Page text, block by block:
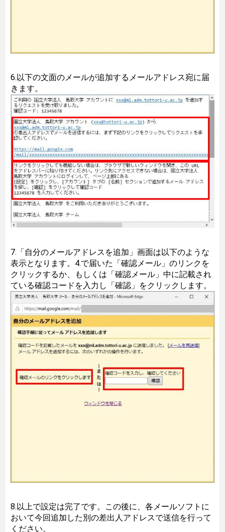
6.以下の文面のメールが追加するメールアドレス宛に届
きます。
7.「自分のメールアドレスを追加」画面は以下のような
表示となります。4.で届いた「確認メール」のリンクを
クリックするか、もしくは「確認メール」中に記載され
ている確認コードを入力し「確認」をクリックします。
8.以上で設定は完了です。この後に、各メールソフトに
おいて今回追加した別の差出人アドレスで送信を行って
ください。